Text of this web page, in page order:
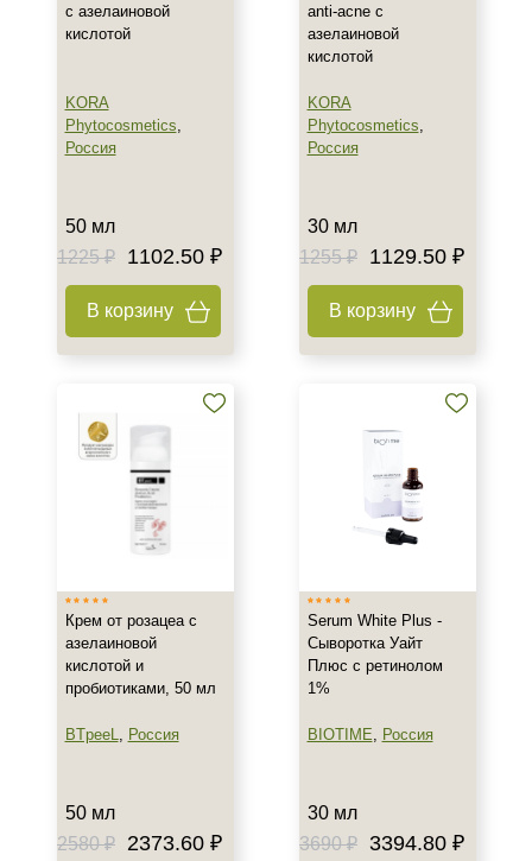
После 25
Восстановление
Матирование
Показать еще
Назначение против
Возрастные изменения
Применение
Под макияж
После пилинга
Лифтинг
Обновление клеток
Ровный тон
Показать еще
Декольте
Лицо
с азелаиновой
кислотой
KORA
Phytocosmetics,
Россия
50 мл
1225 ₽
1102.50 ₽
В корзину
anti-acne с
азелаиновой
кислотой
KORA
Phytocosmetics,
Россия
30 мл
1255 ₽
1129.50 ₽
В корзину
Крем от розацеа с
азелаиновой
кислотой и
пробиотиками, 50 мл
BTpeeL, Россия
50 мл
2580 ₽
2373.60 ₽
Serum White Plus -
Сыворотка Уайт
Плюс с ретинолом
1%
BIOTIME, Россия
30 мл
3690 ₽
3394.80 ₽